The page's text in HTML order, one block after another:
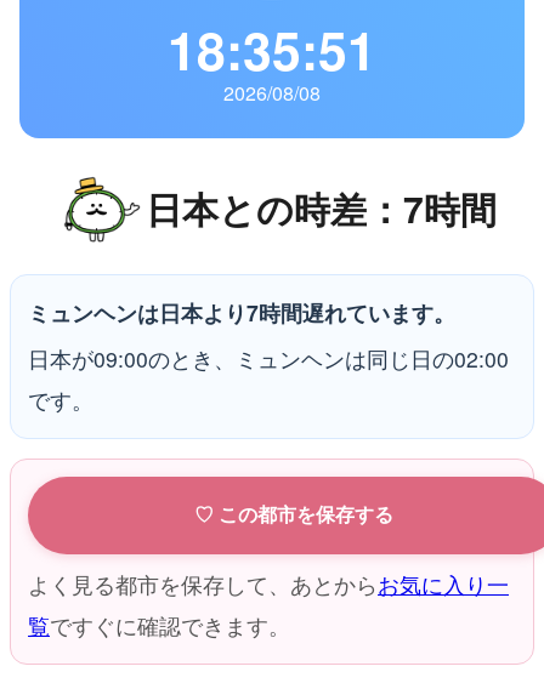
18:35:52
2026/08/08
日本との時差：7時間
ミュンヘンは日本より7時間遅れています。
日本が09:00のとき、ミュンヘンは同じ日の02:00
です。
♡ この都市を保存する
よく見る都市を保存して、あとからお気に入り一
覧ですぐに確認できます。